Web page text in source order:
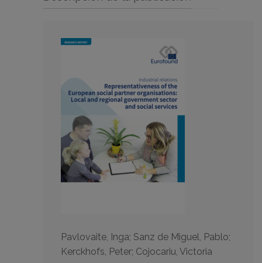
Pavlovaite, Inga; Sanz de Miguel, Pablo;
Kerckhofs, Peter; Cojocariu, Victoria